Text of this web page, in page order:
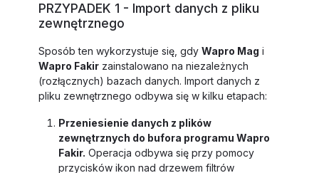
PRZYPADEK 1 - Import danych z pliku
zewnętrznego
Sposób ten wykorzystuje się, gdy Wapro Mag i
Wapro Fakir zainstalowano na niezależnych
(rozłącznych) bazach danych. Import danych z
pliku zewnętrznego odbywa się w kilku etapach:
Przeniesienie danych z plików
zewnętrznych do bufora programu Wapro
Fakir. Operacja odbywa się przy pomocy
przycisków ikon nad drzewem filtrów